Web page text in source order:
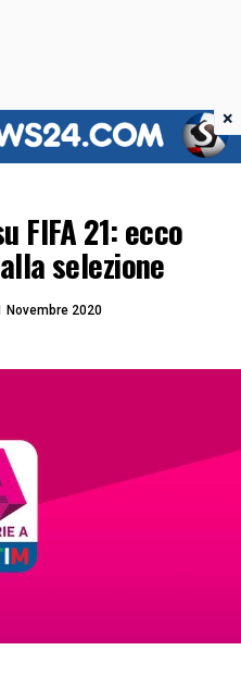
FIFA 21: ecco
selezione
Novembre 2020
×